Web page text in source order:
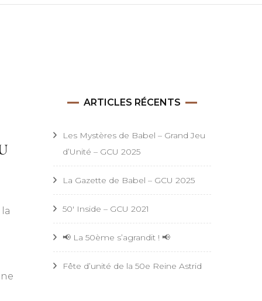
ARTICLES RÉCENTS
Les Mystères de Babel – Grand Jeu
d’Unité – GCU 2025
La Gazette de Babel – GCU 2025
50′ Inside – GCU 2021
📢 La 50ème s’agrandit ! 📢
Fête d’unité de la 50e Reine Astrid